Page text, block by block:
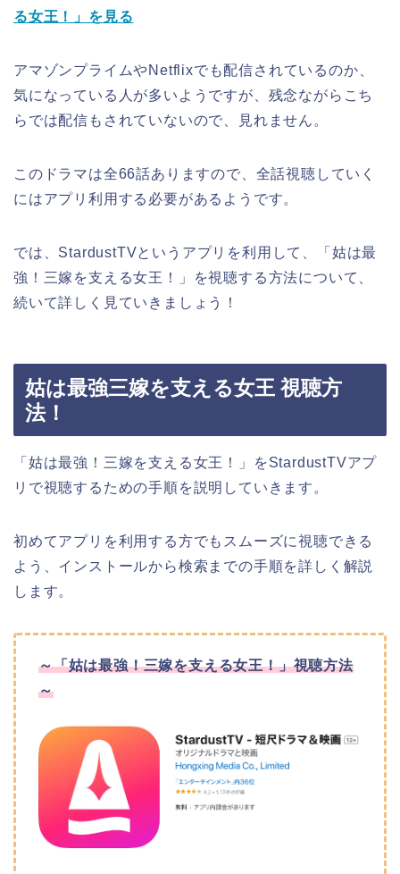
る女王！」を見る
アマゾンプライムやNetflixでも配信されているのか、
気になっている人が多いようですが、残念ながらこち
らでは配信もされていないので、見れません。
このドラマは全66話ありますので、全話視聴していく
にはアプリ利用する必要があるようです。
では、StardustTVというアプリを利用して、「姑は最
強！三嫁を支える女王！」を視聴する方法について、
続いて詳しく見ていきましょう！
姑は最強三嫁を支える女王 視聴方
法！
「姑は最強！三嫁を支える女王！」をStardustTVアプ
リで視聴するための手順を説明していきます。
初めてアプリを利用する方でもスムーズに視聴できる
よう、インストールから検索までの手順を詳しく解説
します。
～「姑は最強！三嫁を支える女王！」視聴方法
～